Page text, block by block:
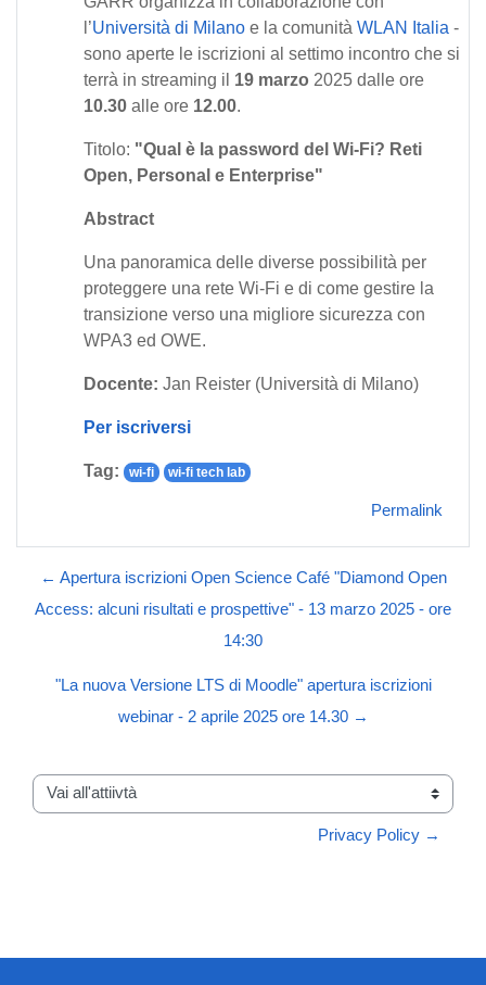
l’Università di Milano e la comunità WLAN Italia -
sono aperte le iscrizioni al settimo incontro che si
terrà in streaming il 19 marzo 2025 dalle ore
10.30 alle ore 12.00.
Titolo: "Qual è la password del Wi-Fi? Reti
Open, Personal e Enterprise"
Abstract
Una panoramica delle diverse possibilità per
proteggere una rete Wi-Fi e di come gestire la
transizione verso una migliore sicurezza con
WPA3 ed OWE.
Docente: Jan Reister (Università di Milano)
Per iscriversi
Tag: wi-fi wi-fi tech lab
Permalink
← Apertura iscrizioni Open Science Café "Diamond Open
Access: alcuni risultati e prospettive" - 13 marzo 2025 - ore
14:30
"La nuova Versione LTS di Moodle" apertura iscrizioni
webinar - 2 aprile 2025 ore 14.30 →
Vai all'attiivtà
Privacy Policy →